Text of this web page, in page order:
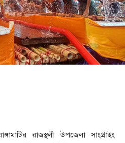
রাজস্থলী উপজেলা সাংগ্রাইং